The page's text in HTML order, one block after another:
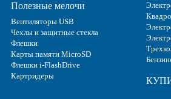
Полезные мелочи
Вентиляторы USB
Чехлы и защитные стекла
Флешки
Карты памяти MicroSD
Флешки i-FlashDrive
Картридеры